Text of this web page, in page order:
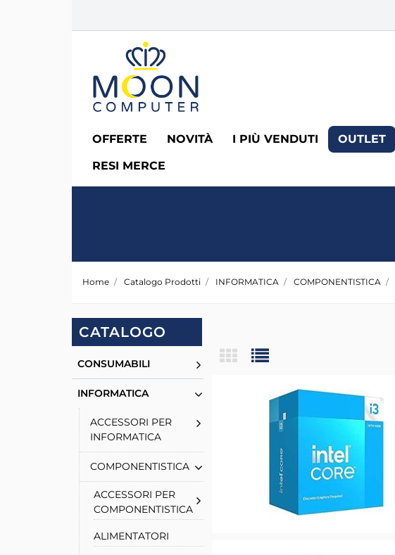
OFFERTE NOVITÀ I PIÙ VENDUTI OUTLET
RESI MERCE
Home Catalogo Prodotti INFORMATICA COMPONENTISTICA
CATALOGO
CONSUMABILI
INFORMATICA
ACCESSORI PER
INFORMATICA
COMPONENTISTICA
ACCESSORI PER
COMPONENTISTICA
ALIMENTATORI